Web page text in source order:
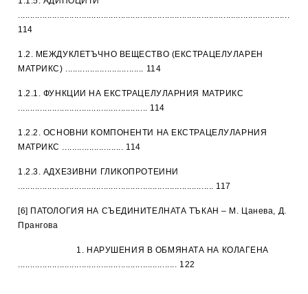
...............................................................................................................
114
1.2. МЕЖДУКЛЕТЪЧНО ВЕЩЕСТВО (ЕКСТРАЦЕЛУЛАРЕН
МАТРИКС) ................................ 114
1.2.1. ФУНКЦИИ НА ЕКСТРАЦЕЛУЛАРНИЯ МАТРИКС
..................................................... 114
1.2.2. ОСНОВНИ КОМПОНЕНТИ НА ЕКСТРАЦЕЛУЛАРНИЯ
МАТРИКС ......................... 114
1.2.3. АДХЕЗИВНИ ГЛИКОПРОТЕИНИ
................................................................................ 117
[6] ПАТОЛОГИЯ НА СЪЕДИНИТЕЛНАТА ТЪКАН – М. Цанева, Д.
Прангова
1. НАРУШЕНИЯ В ОБМЯНАТА НА КОЛАГЕНА
................................................................. 122